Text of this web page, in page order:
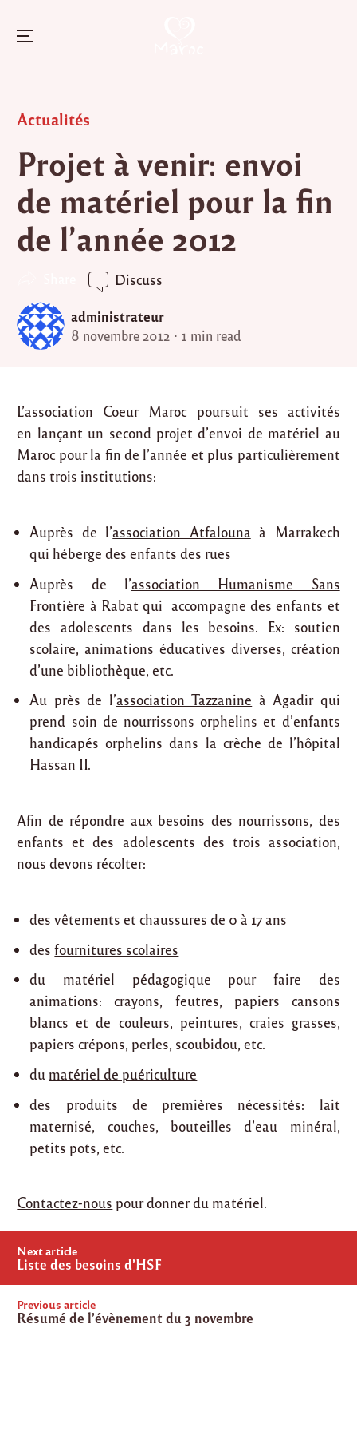
content
Menu
Posted
Actualités
Projet à venir: envoi
de matériel pour la fin
de l’année 2012
administrateur
8 novembre 2012
1 min read
Discuss
L’association Coeur Maroc poursuit ses activités
en lançant un second projet d’envoi de matériel au
Maroc pour la fin de l’année et plus particulièrement
dans trois institutions:
Auprès de l’association Atfalouna à Marrakech
qui héberge des enfants des rues
Auprès de l’association Humanisme Sans
Frontière à Rabat qui accompagne des enfants et
des adolescents dans les besoins. Ex: soutien
scolaire, animations éducatives diverses, création
d’une bibliothèque, etc.
Au près de l’association Tazzanine à Agadir qui
prend soin de nourrissons orphelins et d’enfants
handicapés orphelins dans la crèche de l’hôpital
Hassan II.
Afin de répondre aux besoins des nourrissons, des
enfants et des adolescents des trois association,
nous devons récolter:
desvêtements et chaussures de 0 à 17 ans
desfournitures scolaires
du matériel pédagogique pour faire des
animations: crayons, feutres, papiers cansons
blancs et de couleurs, peintures, craies grasses,
papiers crépons, perles, scoubidou, etc.
du matériel de puériculture
des produits de premières nécessités: lait
maternisé, couches, bouteilles d’eau minéral,
petits pots, etc.
Contactez-nous pour donner du matériel.
Post
navigation
Previous article
Résumé de l’évènement du 3 novembre
Next article
Liste des besoins d’HSF